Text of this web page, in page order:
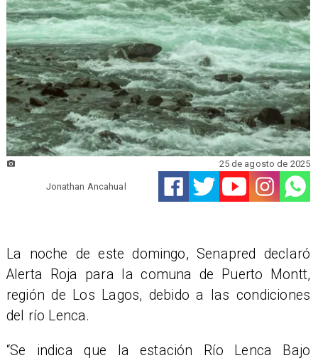
Jonathan Ancahual
25 de agosto de 2025
​La noche de este domingo, Senapred declaró
Alerta Roja para la comuna de Puerto Montt,
región de Los Lagos, debido a las condiciones
del río Lenca.
“Se indica que la estación Río Lenca Bajo